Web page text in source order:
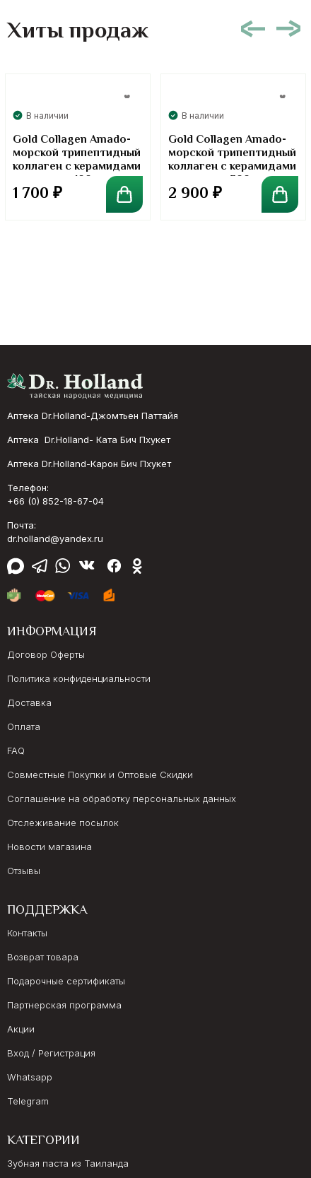
Хиты продаж
В наличии
Gold Collagen Amado-
морской трипептидный
коллаген с керамидами
в порошке. 100 грамм
1 700 ₽
В наличии
Gold Collagen Amado-
морской трипептидный
коллаген с керамидами
в порошке. 300 грамм
2 900 ₽
Аптека Dr.Holland-Джомтьен Паттайя
Аптека Dr.Holland- Ката Бич Пхукет
Аптека Dr.Holland-Карон Бич Пхукет
Телефон:
+66 (0) 852-18-67-04
Почта:
dr.holland@yandex.ru
ИНФОРМАЦИЯ
Договор Оферты
Политика конфиденциальности
Доставка
Оплата
FAQ
Совместные Покупки и Оптовые Скидки
Соглашение на обработку персональных данных
Отслеживание посылок
Новости магазина
Отзывы
ПОДДЕРЖКА
Контакты
Возврат товара
Подарочные сертификаты
Партнерская программа
Акции
Вход / Регистрация
Whatsapp
Telegram
КАТЕГОРИИ
Зубная паста из Таиланда